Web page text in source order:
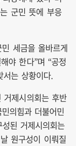
군민 뜻에 부응
세금을 올바르게
야 한다”며 “공정
는 상황이다.
제시의회는 후반
의힘과 더불어민
된 거제시의회는
원구성이 이뤄질